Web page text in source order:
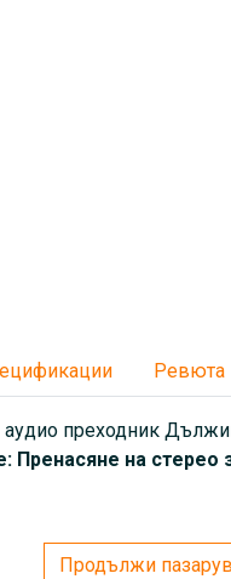
Ревюта
преходник
Пренасяне на стерео
Продължи